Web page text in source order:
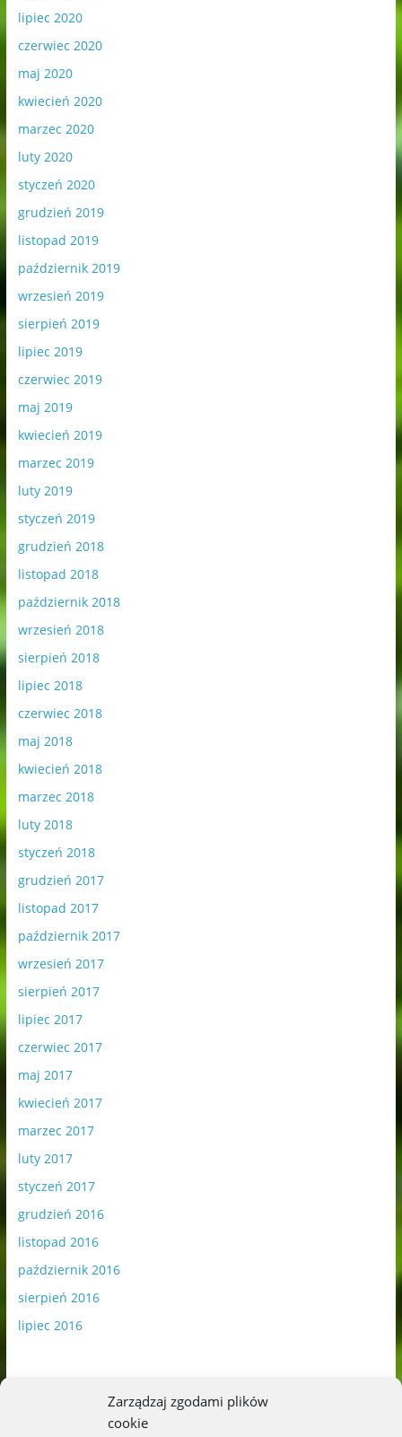
Zarządzaj zgodami plików
cookie
lipiec 2020
czerwiec 2020
maj 2020
kwiecień 2020
marzec 2020
luty 2020
styczeń 2020
grudzień 2019
listopad 2019
październik 2019
wrzesień 2019
sierpień 2019
lipiec 2019
czerwiec 2019
maj 2019
kwiecień 2019
marzec 2019
luty 2019
styczeń 2019
grudzień 2018
listopad 2018
październik 2018
wrzesień 2018
sierpień 2018
lipiec 2018
czerwiec 2018
maj 2018
kwiecień 2018
marzec 2018
luty 2018
styczeń 2018
grudzień 2017
listopad 2017
październik 2017
wrzesień 2017
sierpień 2017
lipiec 2017
czerwiec 2017
maj 2017
kwiecień 2017
marzec 2017
luty 2017
styczeń 2017
grudzień 2016
listopad 2016
październik 2016
sierpień 2016
lipiec 2016